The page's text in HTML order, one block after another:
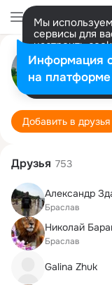
Мы
сервисы для
настроить
Разрешить
База
Добавить в друзья
Друзья 753
Александр
Браслав
Николай
Браслав
Galina Zhuk
Информация
на